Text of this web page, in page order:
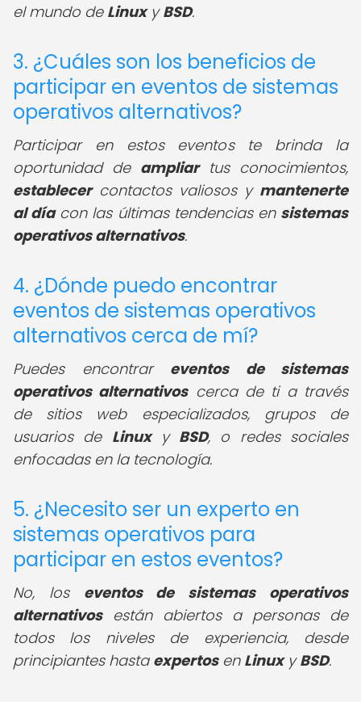
el mundo de LinuxyBSD.
3. ¿Cuáles son los beneficios de
participar en eventos de sistemas
operativos alternativos?
Participar en estos eventos te brinda la
oportunidad de ampliartus conocimientos,
establecercontactos valiosos y mantenerte
al díacon las últimas tendencias en sistemas
operativos alternativos.
4. ¿Dónde puedo encontrar
eventos de sistemas operativos
alternativos cerca de mí?
Puedes encontrar eventos de sistemas
operativos alternativoscerca de ti a través
de sitios web especializados, grupos de
usuarios de Linuxy BSD, o redes sociales
enfocadas en la tecnología.
5. ¿Necesito ser un experto en
sistemas operativos para
participar en estos eventos?
No, los eventos de sistemas operativos
alternativosestán abiertos a personas de
todos los niveles de experiencia, desde
principiantes hasta expertosen LinuxyBSD.